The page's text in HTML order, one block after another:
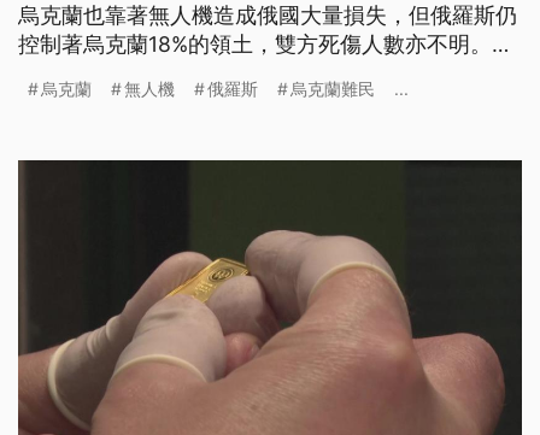
烏克蘭也靠著無人機造成俄國大量損失，但俄羅斯仍
控制著烏克蘭18%的領土，雙方死傷人數亦不明。據
全球僅次於敘利亞的難民危機，也將持續衝擊全球經
烏克蘭 無人機 俄羅斯 烏克蘭難民 ...